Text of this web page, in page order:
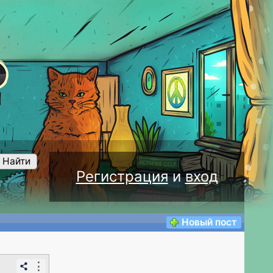
Регистрацияивход
Найти
Новый пост
⋮